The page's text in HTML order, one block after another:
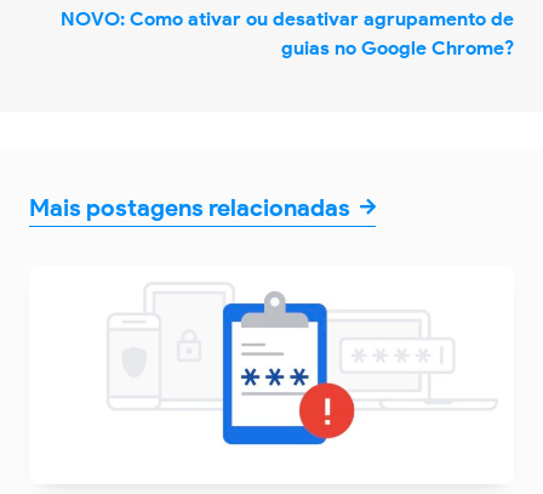
NOVO: Como ativar ou desativar agrupamento de
guias no Google Chrome?
Mais postagens relacionadas